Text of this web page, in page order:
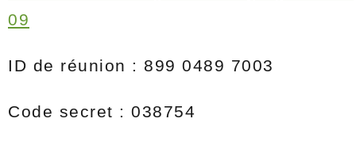
09
ID de réunion : 899 0489 7003
Code secret : 038754